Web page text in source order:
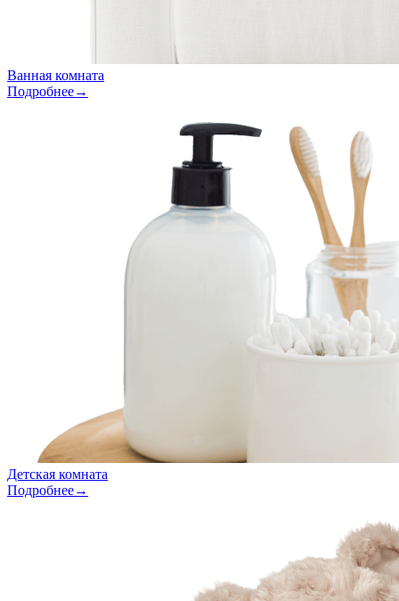
Ванная комната
Подробнее→
Детская комната
Подробнее→